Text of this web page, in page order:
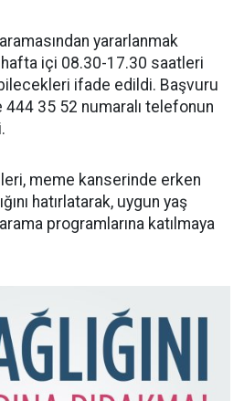
yararlanmak
içi 08.30-17.30 saatleri
ifade edildi. Başvuru
444 35 52 numaralı telefonun
meme kanserinde erken
hatırlatarak, uygun yaş
programlarına katılmaya